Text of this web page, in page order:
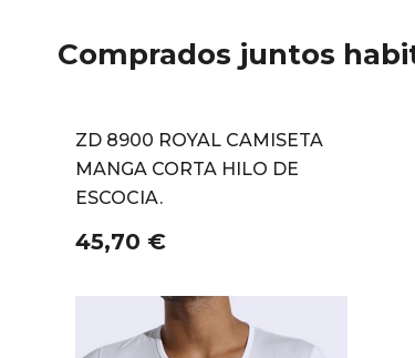
Comprados juntos
ZD 8900 ROYAL CAMISETA
MANGA CORTA HILO DE
ESCOCIA.
45,70 €